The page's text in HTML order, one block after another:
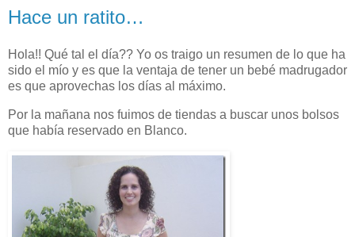
Hace un ratito…
Hola!! Qué tal el día?? Yo os traigo un resumen de lo que ha
sido el mío y es que la ventaja de tener un bebé madrugador
es que aprovechas los días al máximo.
Por la mañana nos fuimos de tiendas a buscar unos bolsos
que había reservado en Blanco.